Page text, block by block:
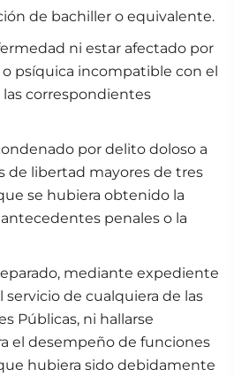
de bachiller o equivalente.
ni estar afectado por
psíquica incompatible con el
correspondientes
por delito doloso a
de libertad mayores de tres
se hubiera obtenido la
penales o la
mediante expediente
servicio de cualquiera de las
Públicas, ni hallarse
el desempeño de funciones
hubiera sido debidamente